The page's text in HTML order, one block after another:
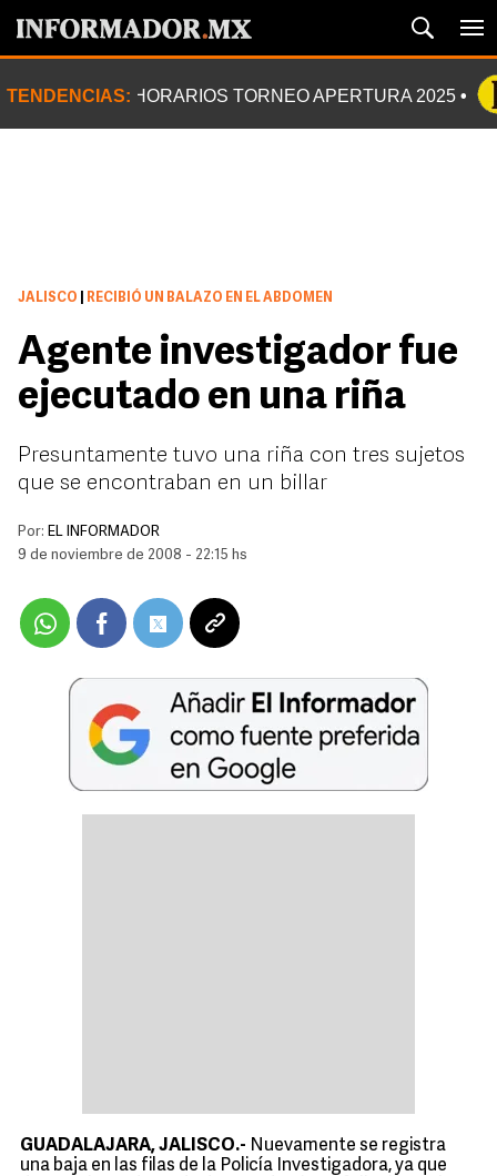
TENDENCIAS: HORARIOS TORNEO APERTURA 2025
JALISCO RECIBIÓ UN BALAZO EN EL ABDOMEN
Agente investigador fue
ejecutado en una riña
Presuntamente tuvo una riña con tres sujetos
que se encontraban en un billar
Por: EL INFORMADOR
9 de noviembre de 2008 - 22:15 hs
GUADALAJARA, JALISCO.- Nuevamente se registra
una baja en las filas de la Policía Investigadora, ya que